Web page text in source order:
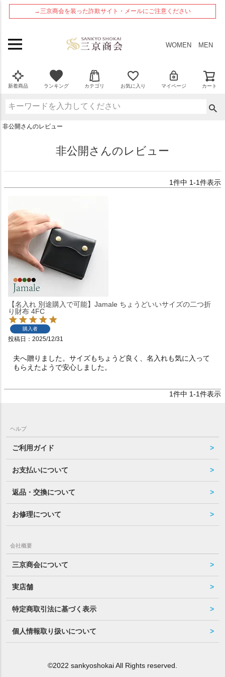
→三京商会を装った詐欺サイト・メールにご注意ください
WOMEN MEN
新着商品 ランキング カテゴリ お気に入り マイページ カート
非公開さんのレビュー
非公開さんのレビュー
1件中 1-1件表示
【名入れ 別途購入で可能】Jamale ちょうどいいサイズの二つ折
り財布 4FC
購入者
投稿日 2025/12/31
夫へ贈りました。サイズもちょうど良く、名入れも気に入って
もらえたようで安心しました。
1件中 1-1件表示
ペー
ヘルプ
ご利用ガイド
お支払いについて
返品・交換について
お修理について
会社概要
三京商会について
実店舗
特定商取引法に基づく表示
個人情報取り扱いについて
©2022 sankyoshokai All Rights reserved.